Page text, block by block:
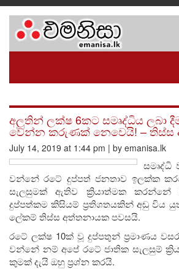
අලුතින් ලක්ෂ 6කට සමෘද්ධිය ලබා
වෙන්න කරුණක් නෙවෙයි! – තිස්ස
July 14, 2019 at 1:44 pm | by emanisa.lk
සමෘද්ධි
වන්නේ රටේ දුප්පත් ජනතාව ඉලක්ක
සැලසුමක් ඇතිව ක්‍රියාත්මක කරන්නේ
දුප්පත්කම කිසියම් ප්‍රතිශතයකින් අඩු විය
ලේකම් තිස්ස අත්තනායක පවසයි.
රටේ ලක්ෂ 10ක් වූ දුප්පතුන් ප්‍රමාණය
වන්නේ නම් අපේ රටේ ජාතික සැලසුම්
කුමක් දැයි ඔහු ප්‍රශ්න කරයි.